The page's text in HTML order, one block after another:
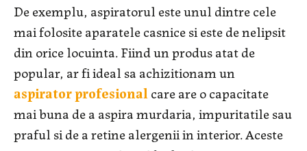
De exemplu, aspiratorul este unul dintre cele
mai folosite aparatele casnice si este de nelipsit
din orice locuinta. Fiind un produs atat de
popular, ar fi ideal sa achizitionam un
aspirator profesionalcare are o capacitate
mai buna de a aspira murdaria, impuritatile sau
praful si de a retine alergenii in interior. Aceste